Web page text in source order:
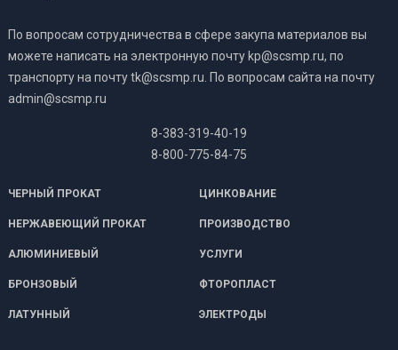
По вопросам сотрудничества в сфере закупа материалов вы
можете написать на электронную почту kp@scsmp.ru, по
транспорту на почту tk@scsmp.ru. По вопросам сайта на почту
admin@scsmp.ru
8-383-319-40-19
8-800-775-84-75
ЧЕРНЫЙ ПРОКАТ ЦИНКОВАНИЕ
НЕРЖАВЕЮЩИЙ ПРОКАТ ПРОИЗВОДСТВО
АЛЮМИНИЕВЫЙ УСЛУГИ
БРОНЗОВЫЙ ФТОРОПЛАСТ
ЛАТУННЫЙ ЭЛЕКТРОДЫ